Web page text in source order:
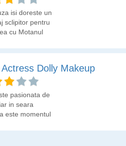
isi doreste un
sclipitor pentru
cu Motanul
Dolly Makeup
pasionata de
in seara
este momentul